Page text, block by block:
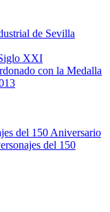
de Sevilla
XXI
con la Medalla
del 150 Aniversario
del 150